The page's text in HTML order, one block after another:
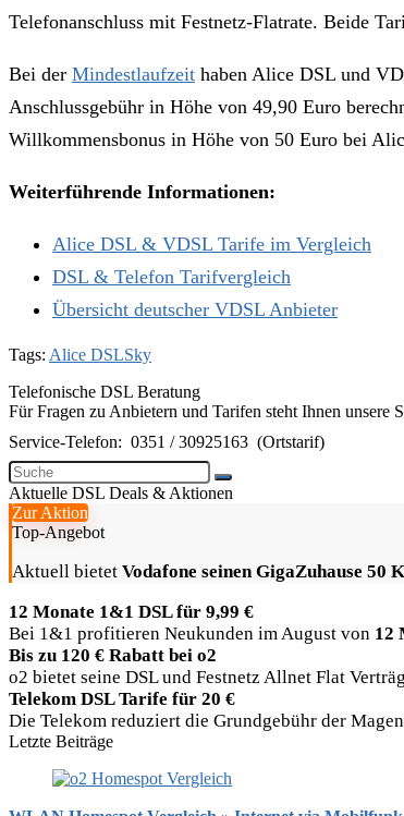
Telefonanschluss mit Festnetz-Flatrate. Beide
Bei der Mindestlaufzeit haben Alice DSL und
Anschlussgebühr in Höhe von 49,90 Euro
Willkommensbonus in Höhe von 50 Euro bei
Weiterführende Informationen:
Alice DSL & VDSL Tarife im Vergleich
DSL & Telefon Tarifvergleich
Übersicht deutscher VDSL Anbieter
Tags: Alice DSLSky
Telefonische DSL Beratung
Für Fragen zu Anbietern und Tarifen steht Ihnen
Service-Telefon: 0351 / 30925163 (Ortstarif)
Aktuelle DSL Deals & Aktionen
Zur Aktion
Top-Angebot
Aktuell bietet Vodafone seinen GigaZuhause 50
12 Monate 1&1 DSL für 9,99 €
Bei 1&1 profitieren Neukunden im August von 12
Bis zu 120 € Rabatt bei o2
o2 bietet seine DSL und Festnetz Allnet Flat
Telekom DSL Tarife für 20 €
Die Telekom reduziert die Grundgebühr der
Letzte Beiträge